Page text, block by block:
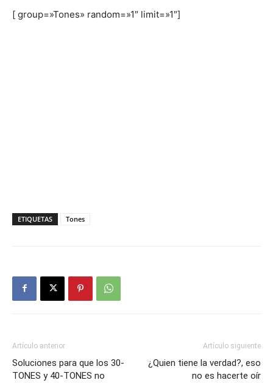
[ group=»Tones» random=»1″ limit=»1″]
ETIQUETAS Tones
Artículo anterior
Soluciones para que los 30-
TONES y 40-TONES no
Artículo siguiente
¿Quien tiene la verdad?, eso
no es hacerte oír